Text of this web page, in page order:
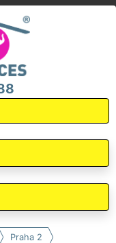
Praha 2